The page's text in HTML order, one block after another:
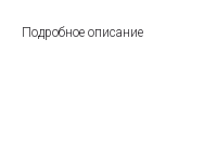
Подробное описание